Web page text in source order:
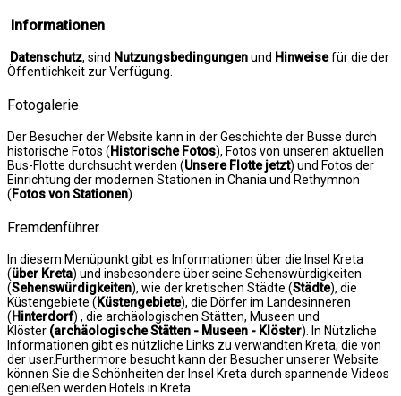
Informationen
Datenschutz, sind Nutzungsbedingungenund Hinweisefür die der
Öffentlichkeit zur Verfügung.
Fotogalerie
Der Besucher der Website kann in der Geschichte der Busse durch
historische Fotos ( Historische Fotos), Fotos von unseren aktuellen
Bus-Flotte durchsucht werden (Unsere Flotte jetzt) und Fotos der
Einrichtung der modernen Stationen in Chania und Rethymnon
( Fotos von Stationen) .
Fremdenführer
In diesem Menüpunkt gibt es Informationen über die Insel Kreta
(über Kreta) und insbesondere über seine Sehenswürdigkeiten
(Sehenswürdigkeiten), wie der kretischen Städte (Städte), die
Küstengebiete ( Küstengebiete), die Dörfer im Landesinneren
( Hinterdorf) , die archäologischen Stätten, Museen und
Klöster (archäologische Stätten - Museen - Klöster). In Nützliche
Informationen gibt es nützliche Links zu verwandten Kreta, die von
der user.Furthermore besucht kann der Besucher unserer Website
können Sie die Schönheiten der Insel Kreta durch spannende Videos
genießen werden.Hotels in Kreta.